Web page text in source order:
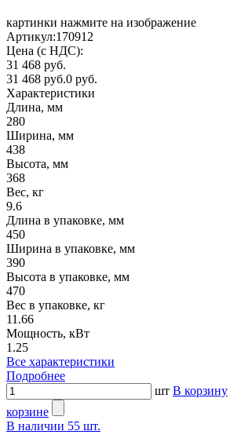
картинки нажмите на изображение
Артикул:170912
Цена (с НДС):
31 468 руб.
31 468 руб.0 руб.
Характеристики
Длина, мм
280
Ширина, мм
438
Высота, мм
368
Вес, кг
9.6
Длина в упаковке, мм
450
Ширина в упаковке, мм
390
Высота в упаковке, мм
470
Вес в упаковке, кг
11.66
Мощность, кВт
1.25
Все характеристики
Подробнее
шт В корзину
корзине
В наличии 55 шт.